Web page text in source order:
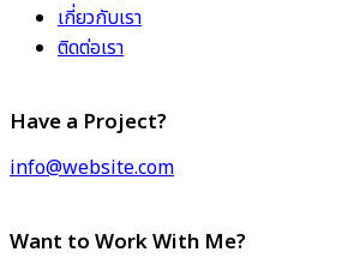
เกี่ยวกับเรา
ติดต่อเรา
Have a Project?
info@website.com
Want to Work With Me?